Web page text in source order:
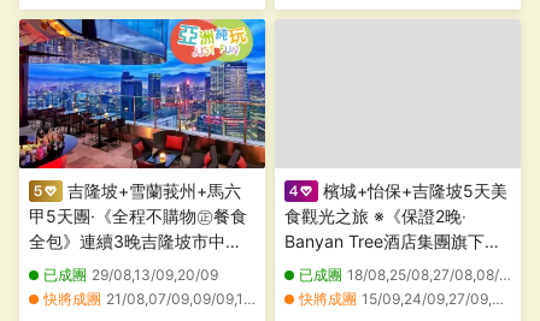
吉隆坡+雪蘭莪州+馬六
甲5天團·《全程不購物㊣餐食
全包》連續3晚吉隆坡市中心
新派五星級EQ酒店+頂層酒吧
近觀雙子塔夜景+獨家山頂夜
已成團 29/08,13/09,20/09
快將成團 21/08,07/09,09/09,12/09,15/09,17/09,18/09,21/09
檳城+怡保+吉隆坡5天美
食觀光之旅 ※《保證2晚‧
Banyan Tree酒店集團旗下品
牌》五星級 檳城Angsana
Teluk Bahang、新源隆原木咖
已成團 18/08,25/08,27/08,08/09,17/09
快將成團 15/09,24/09,27/09,04/10,06/10,08/10,13/10,15/10,20/10,22/10,27/10,29/10,03/11,05/11,10/11,12/11,17/11,26/11,29/11,03/12